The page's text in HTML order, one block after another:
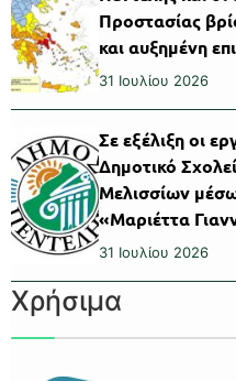
Προστασίας
και αυξημένη
31 Ιουλίου 2026
Σε εξέλιξη οι
Δημοτικό
Μελισσίων
«Μαριέττα
31 Ιουλίου 2026
Χρήσιμα